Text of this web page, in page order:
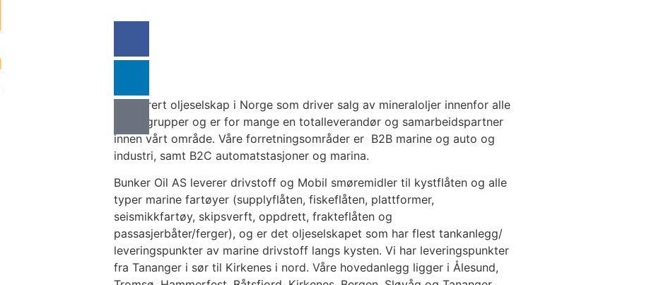
Registrert oljeselskap i Norge som driver salg av mineraloljer innenfor alle
kundegrupper og er for mange en totalleverandør og samarbeidspartner
innen vårt område. Våre forretningsområder er B2B marine og auto og
industri, samt B2C automatstasjoner og marina.
Bunker Oil AS leverer drivstoff og Mobil smøremidler til kystflåten og alle
typer marine fartøyer (supplyflåten, fiskeflåten, plattformer,
seismikkfartøy, skipsverft, oppdrett, frakteflåten og
passasjerbåter/ferger), og er det oljeselskapet som har flest tankanlegg/
leveringspunkter av marine drivstoff langs kysten. Vi har leveringspunkter
fra Tananger i sør til Kirkenes i nord. Våre hovedanlegg ligger i Ålesund,